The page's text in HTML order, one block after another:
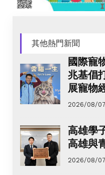
其他熱門新聞
國際寵
兆基倡
展寵物
2026/08/07
高雄學
高雄與
2026/08/07